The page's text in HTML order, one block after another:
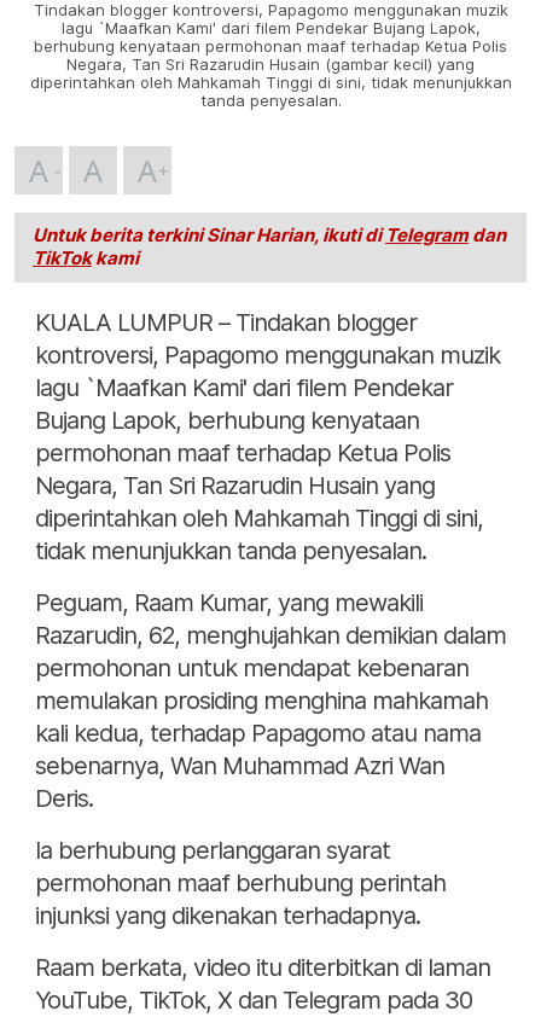
Tindakan blogger kontroversi, Papagomo menggunakan muzik
lagu `Maafkan Kami' dari filem Pendekar Bujang Lapok,
berhubung kenyataan permohonan maaf terhadap Ketua Polis
Negara, Tan Sri Razarudin Husain (gambar kecil) yang
diperintahkan oleh Mahkamah Tinggi di sini, tidak menunjukkan
tanda penyesalan.
A A A
Untuk berita terkini Sinar Harian, ikuti di Telegramdan
TikTokkami
KUALA LUMPUR – Tindakan blogger
kontroversi, Papagomo menggunakan muzik
lagu `Maafkan Kami' dari filem Pendekar
Bujang Lapok, berhubung kenyataan
permohonan maaf terhadap Ketua Polis
Negara, Tan Sri Razarudin Husain yang
diperintahkan oleh Mahkamah Tinggi di sini,
tidak menunjukkan tanda penyesalan.
Peguam, Raam Kumar, yang mewakili
Razarudin, 62, menghujahkan demikian dalam
permohonan untuk mendapat kebenaran
memulakan prosiding menghina mahkamah
kali kedua, terhadap Papagomo atau nama
sebenarnya, Wan Muhammad Azri Wan
Deris.
Ia berhubung perlanggaran syarat
permohonan maaf berhubung perintah
injunksi yang dikenakan terhadapnya.
Raam berkata, video itu diterbitkan di laman
YouTube, TikTok, X dan Telegram pada 30